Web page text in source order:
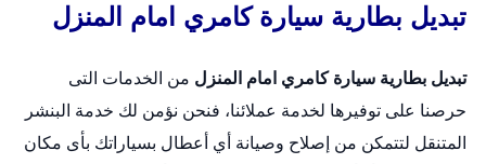
تبديل بطارية سيارة كامري امام المنزل
تبديل بطارية سيارة كامري امام المنزل من الخدمات التى
حرصنا على توفيرها لخدمة عملائنا، فنحن نؤمن لك خدمة البنشر
المتنقل لتتمكن من إصلاح وصيانة أي أعطال بسياراتك بأى مكان